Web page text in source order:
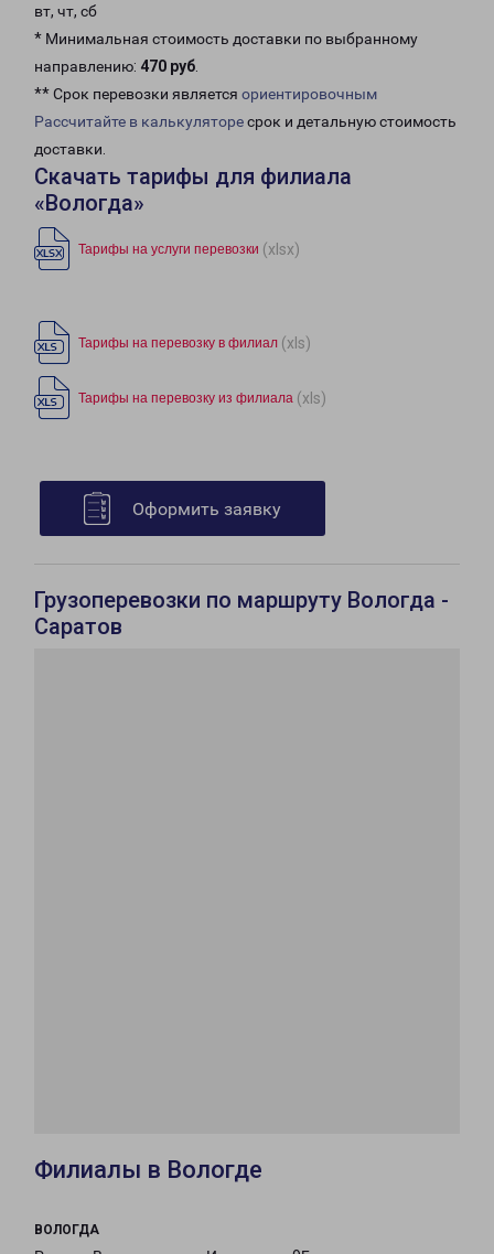
вт, чт, сб
* Минимальная стоимость доставки по выбранному
направлению: 470 руб.
** Срок перевозки является ориентировочным
Рассчитайте в калькуляторесрок и детальную стоимость
доставки.
Скачать тарифы для филиала
«Вологда»
Тарифы на услуги перевозки (xlsx)
Тарифы на перевозку в филиал (xls)
Тарифы на перевозку из филиала (xls)
Оформить заявку
Грузоперевозки по маршруту Вологда -
Саратов
Филиалы в Вологде
ВОЛОГДА